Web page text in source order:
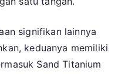
signifikan lainnya
keduanya memiliki
Sand Titanium